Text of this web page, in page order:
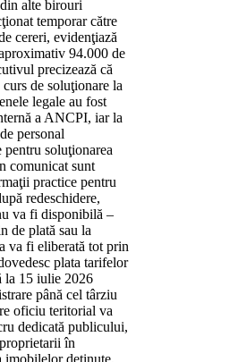
alte birouri
temporar către
cereri, evidenţiază
94.000 de
precizează că
de soluţionare la
legale au fost
a ANCPI, iar la
personal
soluţionarea
comunicat sunt
practice pentru
redeschidere,
va fi disponibilă –
de plată sau la
va fi eliberată tot prin
plata tarifelor
la 15 iulie 2026
până cel târziu
oficiu teritorial va
dedicată publicului,
în
imobilelor deţinute,